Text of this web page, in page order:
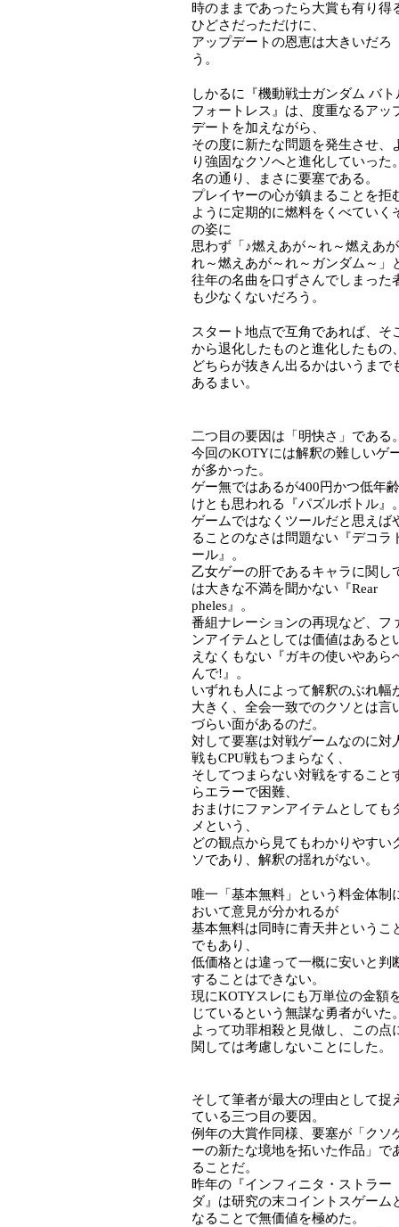
時のままであったら大賞も有り得
ひどさだっただけに、
アップデートの恩恵は大きいだろ
う。
しかるに『機動戦士ガンダム バト
フォートレス』は、度重なるアッ
デートを加えながら、
その度に新たな問題を発生させ、
り強固なクソへと進化していった
名の通り、まさに要塞である。
プレイヤーの心が鎮まることを拒
ように定期的に燃料をくべていく
の姿に
思わず「♪燃えあが～れ～燃えあ
れ～燃えあが～れ～ガンダム～」
往年の名曲を口ずさんでしまった
も少なくないだろう。
スタート地点で互角であれば、そ
から退化したものと進化したもの
どちらが抜きん出るかはいうまで
あるまい。
二つ目の要因は「明快さ」である
今回のKOTYには解釈の難しいゲ
が多かった。
ゲー無ではあるが400円かつ低年
けとも思われる『パズルボトル』
ゲームではなくツールだと思えば
ることのなさは問題ない『デコラ
ール』。
乙女ゲーの肝であるキャラに関し
は大きな不満を聞かない『Rear
pheles』。
番組ナレーションの再現など、フ
ンアイテムとしては価値はあると
えなくもない『ガキの使いやあら
んで!』。
いずれも人によって解釈のぶれ幅
大きく、全会一致でのクソとは言
づらい面があるのだ。
対して要塞は対戦ゲームなのに対
戦もCPU戦もつまらなく、
そしてつまらない対戦をすること
らエラーで困難、
おまけにファンアイテムとしても
メという、
どの観点から見てもわかりやすい
ソであり、解釈の揺れがない。
唯一「基本無料」という料金体制
おいて意見が分かれるが
基本無料は同時に青天井というこ
でもあり、
低価格とは違って一概に安いと判
することはできない。
現にKOTYスレにも万単位の金額
じているという無謀な勇者がいた
よって功罪相殺と見做し、この点
関しては考慮しないことにした。
そして筆者が最大の理由として捉
ている三つ目の要因。
例年の大賞作同様、要塞が「クソ
ーの新たな境地を拓いた作品」で
ることだ。
昨年の『インフィニタ・ストラー
ダ』は研究の末コイントスゲーム
なることで無価値を極めた。